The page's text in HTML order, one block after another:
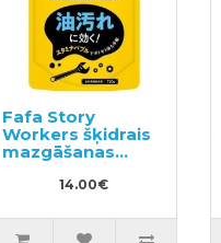
Fafa Story
Workers šķidrais
mazgāšanas
līdzeklis ļoti
netīrai veļai un
pildviela 720ml
14.00€